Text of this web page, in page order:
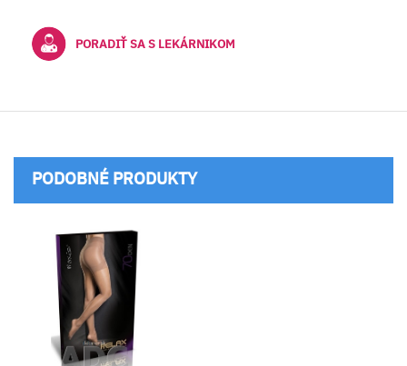
PORADIŤ SA S LEKÁRNIKOM
PODOBNÉ PRODUKTY